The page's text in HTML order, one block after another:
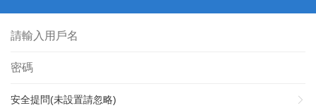
安全提問(未設置請忽略)